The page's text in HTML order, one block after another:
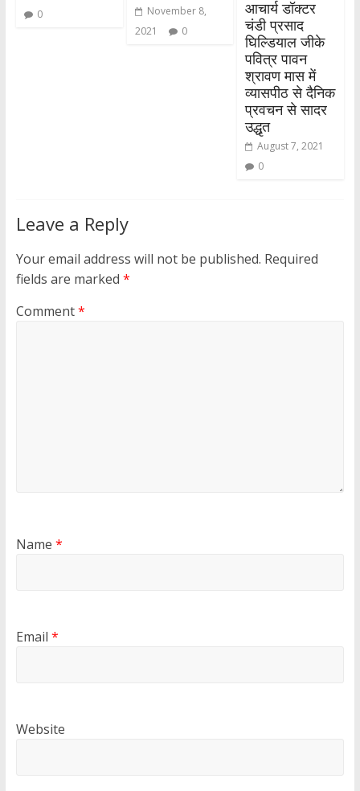
0
November 8,
2021
0
आचार्य डॉक्टर
चंडी प्रसाद
घिल्डियाल जीके
पवित्र पावन
श्रावण मास में
व्यासपीठ से दैनिक
प्रवचन से सादर
उद्धृत
August 7, 2021
0
Leave a Reply
Your email address will not be published. Required
fields are marked *
Comment*
Name *
Email *
Website